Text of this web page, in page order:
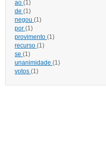
ao (1)
de (1)
negou (1)
por (1)
provimento (1)
recurso (1)
se (1)
unanimidade (1)
votos (1)